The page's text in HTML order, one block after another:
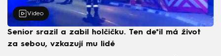
Video
Senior srazil a zabil holčičku. Ten de*il má život
za sebou, vzkazují mu lidé